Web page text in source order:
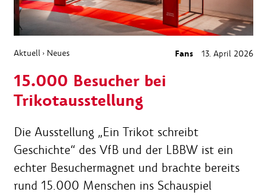
Aktuell › Neues Fans 13. April 2026
15.000 Besucher bei
Trikotausstellung
Die Ausstellung „Ein Trikot schreibt
Geschichte“ des VfB und der LBBW ist ein
echter Besuchermagnet und brachte bereits
rund 15.000 Menschen ins Schauspiel